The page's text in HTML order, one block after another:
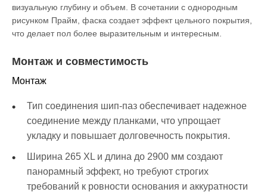
визуальную глубину и объем. В сочетании с однородным
рисунком Прайм, фаска создает эффект цельного покрытия,
что делает пол более выразительным и интересным.
Монтаж и совместимость
Монтаж
Тип соединения шип-паз обеспечивает надежное
соединение между планками, что упрощает
укладку и повышает долговечность покрытия.
Ширина 265 XL и длина до 2900 мм создают
панорамный эффект, но требуют строгих
требований к ровности основания и аккуратности